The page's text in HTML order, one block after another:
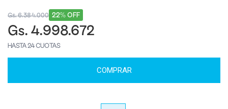
22% OFF
Gs. 6.384.000
Gs. 4.998.672
HASTA 24 CUOTAS
COMPRAR